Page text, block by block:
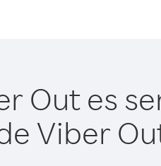
Out es
Viber